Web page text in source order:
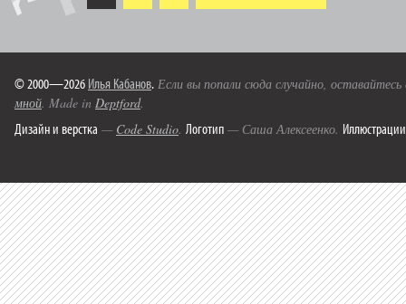
© 2000—2026 Илья Кабанов. Если вы попали сюда случайно,
мной. Made in Deptford.
Дизайн и верстка — Code Studio. Логотип — Саша Алексеенко. Иллюстрации